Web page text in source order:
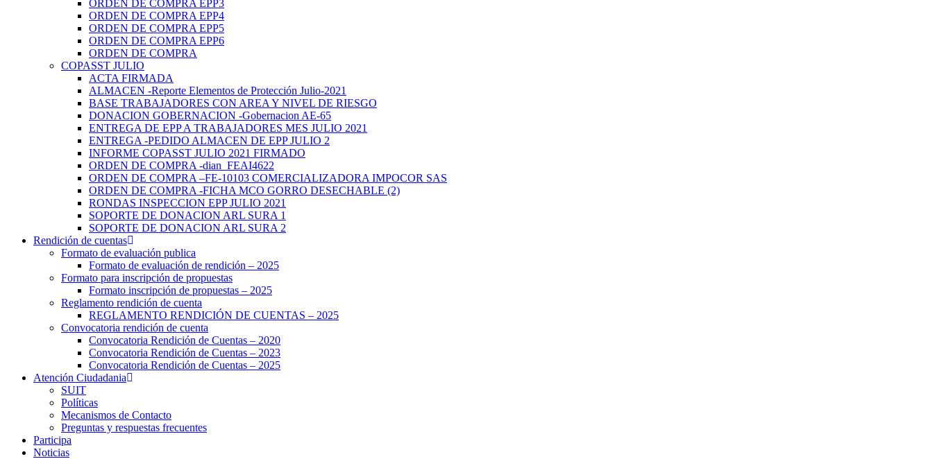
ORDEN DE COMPRA EPP3
ORDEN DE COMPRA EPP4
ORDEN DE COMPRA EPP5
ORDEN DE COMPRA EPP6
ORDEN DE COMPRA
COPASST JULIO
ACTA FIRMADA
ALMACEN -Reporte Elementos de Protección Julio-2021
BASE TRABAJADORES CON AREA Y NIVEL DE RIESGO
DONACION GOBERNACION -Gobernacion AE-65
ENTREGA DE EPP A TRABAJADORES MES JULIO 2021
ENTREGA -PEDIDO ALMACEN DE EPP JULIO 2
INFORME COPASST JULIO 2021 FIRMADO
ORDEN DE COMPRA -dian_FEAI4622
ORDEN DE COMPRA –FE-10103 COMERCIALIZADORA IMPOCOR SAS
ORDEN DE COMPRA -FICHA MCO GORRO DESECHABLE (2)
RONDAS INSPECCION EPP JULIO 2021
SOPORTE DE DONACION ARL SURA 1
SOPORTE DE DONACION ARL SURA 2
Rendición de cuentas
Formato de evaluación publica
Formato de evaluación de rendición – 2025
Formato para inscripción de propuestas
Formato inscripción de propuestas – 2025
Reglamento rendición de cuenta
REGLAMENTO RENDICIÓN DE CUENTAS – 2025
Convocatoria rendición de cuenta
Convocatoria Rendición de Cuentas – 2020
Convocatoria Rendición de Cuentas – 2023
Convocatoria Rendición de Cuentas – 2025
Atención Ciudadania
SUIT
Políticas
Mecanismos de Contacto
Preguntas y respuestas frecuentes
Participa
Noticias